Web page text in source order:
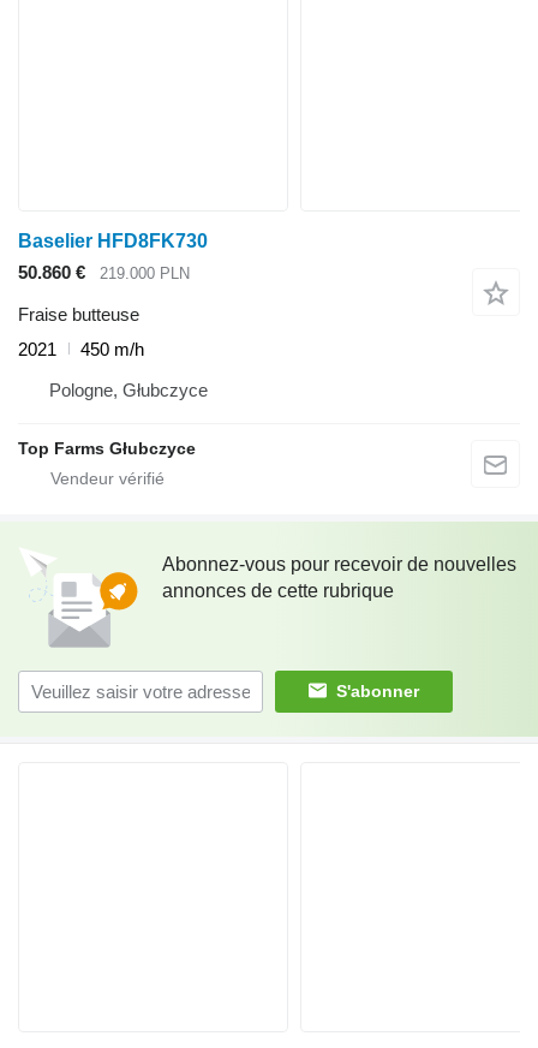
Baselier HFD8FK730
50.860 €
219.000 PLN
Fraise butteuse
2021
450 m/h
Pologne, Głubczyce
Top Farms Głubczyce
Abonnez-vous pour recevoir de nouvelles
annonces de cette rubrique
S'abonner